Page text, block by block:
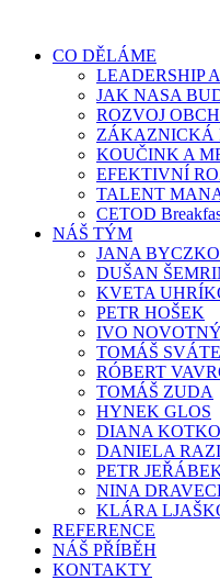
obsahuCO DĚLÁME
LEADERSHIP
JAK NASA
ROZVOJ
ZÁKAZNICKÁ
KOUČINK A
EFEKTIVNÍ
TALENT
CETOD
NÁŠ TÝM
JANA
DUŠAN
KVETA
PETR HOŠEK
IVO NOVOTNÝ
TOMÁŠ
RÓBERT
TOMÁŠ ZUDA
HYNEK GLOS
DIANA
DANIELA
PETR
NINA
KLÁRA
REFERENCE
NÁŠ PŘÍBĚH
KONTAKTY